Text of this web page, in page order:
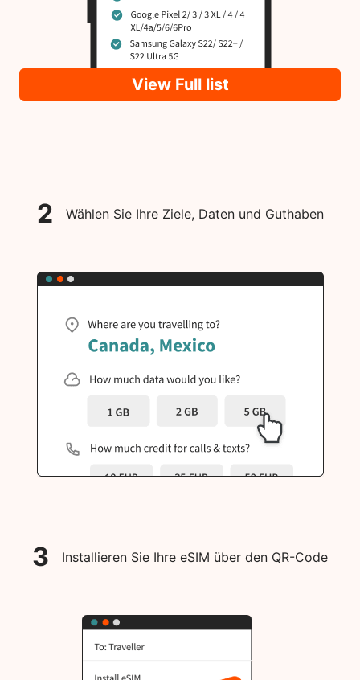
View Full list
2 Wählen Sie Ihre Ziele, Daten und Guthaben
3 Installieren Sie Ihre eSIM über den QR-Code